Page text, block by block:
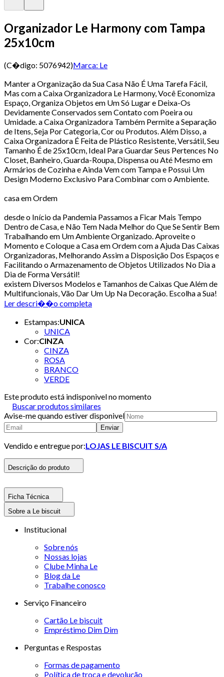
Organizador Le Harmony com Tampa
25x10cm
(C�digo: 5076942)Marca: Le
Manter a Organização da Sua Casa Não É Uma Tarefa Fácil,
Mas com a Caixa Organizadora Le Harmony, Você Economiza
Espaço, Organiza Objetos em Um Só Lugar e Deixa-Os
Devidamente Conservados sem Contato com Poeira ou
Umidade. a Caixa Organizadora Também Permite a Separação
de Itens, Seja Por Categoria, Cor ou Produtos. Além Disso, a
Caixa Organizadora É Feita de Plástico Resistente, Versátil, Seu
Tamanho É de 25x10cm, Ideal Para Guardar Seus Pertences No
Closet, Banheiro, Guarda-Roupa, Dispensa ou Até Mesmo em
Armários de Cozinha e Ainda Vem com Tampa e Possui Um
Design Moderno Exclusivo Para Combinar com o Ambiente.
casa em Ordem
desde o Início da Pandemia Passamos a Ficar Mais Tempo
Dentro de Casa, e Não Tem Nada Melhor do Que Se Sentir Bem
Trabalhando em Um Ambiente Organizado. Aproveite o
Momento e Coloque a Casa em Ordem com a Ajuda Das Caixas
Organizadoras, Melhorando Assim a Disposição Dos Espaços e
Facilitando o Armazenamento de Objetos Utilizados No Dia a
Dia de Forma Versátil!
existem Diversos Modelos e Tamanhos de Caixas Que Além de
Multifuncionais, Vão Dar Um Up Na Decoração. Escolha a Sua!
Ler descri��o completa
Estampas:UNICA
UNICA
Cor:CINZA
CINZA
ROSA
BRANCO
VERDE
Este produto está indisponivel no momento
Buscar produtos similares
Avise-me quando estiver disponivel
Enviar
Vendido e entregue por:LOJAS LE BISCUIT S/A
Descrição do produto
Ficha Técnica
Sobre a Le biscuit
Institucional
Sobre nós
Nossas lojas
Clube Minha Le
Blog da Le
Trabalhe conosco
Serviço Financeiro
Cartão Le biscuit
Empréstimo Dim Dim
Perguntas e Respostas
Formas de pagamento
Política de troca e devolução